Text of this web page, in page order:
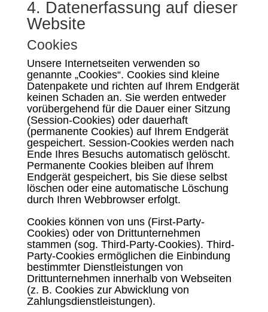
4. Datenerfassung auf dieser
Website
Cookies
Unsere Internetseiten verwenden so
genannte „Cookies“. Cookies sind kleine
Datenpakete und richten auf Ihrem Endgerät
keinen Schaden an. Sie werden entweder
vorübergehend für die Dauer einer Sitzung
(Session-Cookies) oder dauerhaft
(permanente Cookies) auf Ihrem Endgerät
gespeichert. Session-Cookies werden nach
Ende Ihres Besuchs automatisch gelöscht.
Permanente Cookies bleiben auf Ihrem
Endgerät gespeichert, bis Sie diese selbst
löschen oder eine automatische Löschung
durch Ihren Webbrowser erfolgt.
Cookies können von uns (First-Party-
Cookies) oder von Drittunternehmen
stammen (sog. Third-Party-Cookies). Third-
Party-Cookies ermöglichen die Einbindung
bestimmter Dienstleistungen von
Drittunternehmen innerhalb von Webseiten
(z. B. Cookies zur Abwicklung von
Zahlungsdienstleistungen).